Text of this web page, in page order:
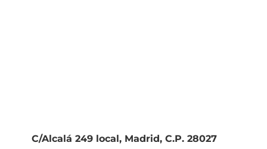
C/Alcalá 249 local, Madrid, C.P. 28027